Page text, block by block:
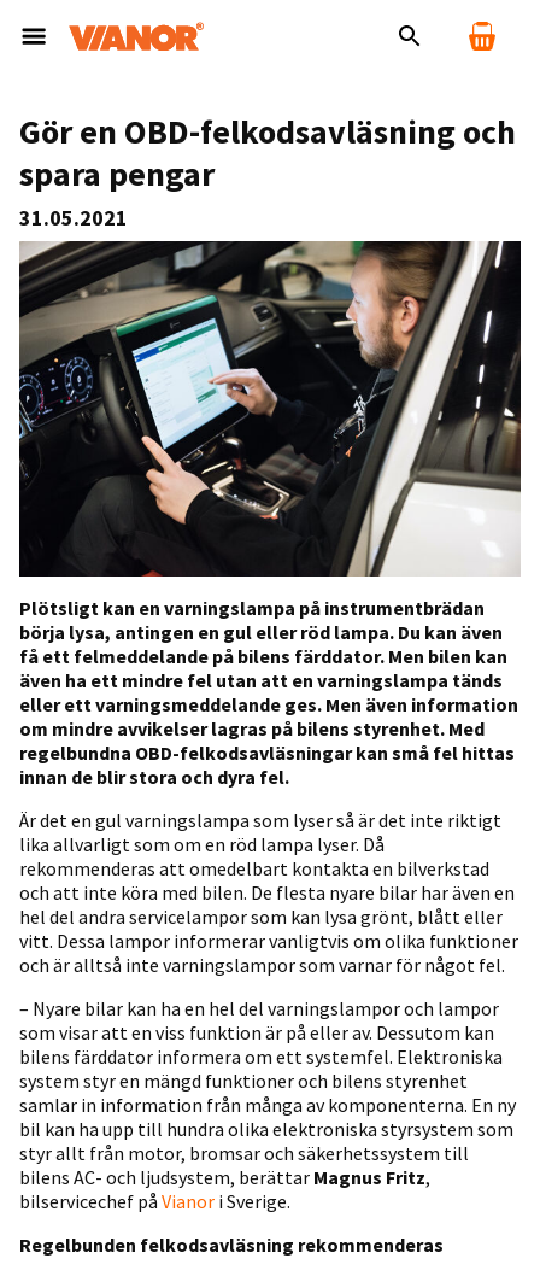
Gör en OBD-felkodsavläsning och
spara pengar
31.05.2021
Plötsligt kan en varningslampa på instrumentbrädan
börja lysa, antingen en gul eller röd lampa. Du kan även
få ett felmeddelande på bilens färddator. Men bilen kan
även ha ett mindre fel utan att en varningslampa tänds
eller ett varningsmeddelande ges. Men även information
om mindre avvikelser lagras på bilens styrenhet. Med
regelbundna OBD-felkodsavläsningar kan små fel hittas
innan de blir stora och dyra fel.
Är det en gul varningslampa som lyser så är det inte riktigt
lika allvarligt som om en röd lampa lyser. Då
rekommenderas att omedelbart kontakta en bilverkstad
och att inte köra med bilen. De flesta nyare bilar har även en
hel del andra servicelampor som kan lysa grönt, blått eller
vitt. Dessa lampor informerar vanligtvis om olika funktioner
och är alltså inte varningslampor som varnar för något fel.
– Nyare bilar kan ha en hel del varningslampor och lampor
som visar att en viss funktion är på eller av. Dessutom kan
bilens färddator informera om ett systemfel. Elektroniska
system styr en mängd funktioner och bilens styrenhet
samlar in information från många av komponenterna. En ny
bil kan ha upp till hundra olika elektroniska styrsystem som
styr allt från motor, bromsar och säkerhetssystem till
bilens AC- och ljudsystem, berättar Magnus Fritz,
bilservicechef på Vianor i Sverige.
Regelbunden felkodsavläsning rekommenderas